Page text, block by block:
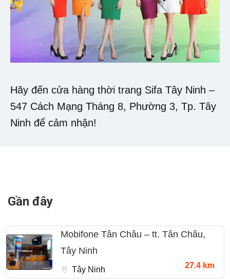
Hãy đến cửa hàng thời trang Sifa Tây Ninh –
547 Cách Mạng Tháng 8, Phường 3, Tp. Tây
Ninh để cảm nhận!
Gần đây
Mobifone Tân Châu – tt. Tân Châu,
Tây Ninh
Tây Ninh 27.4 km